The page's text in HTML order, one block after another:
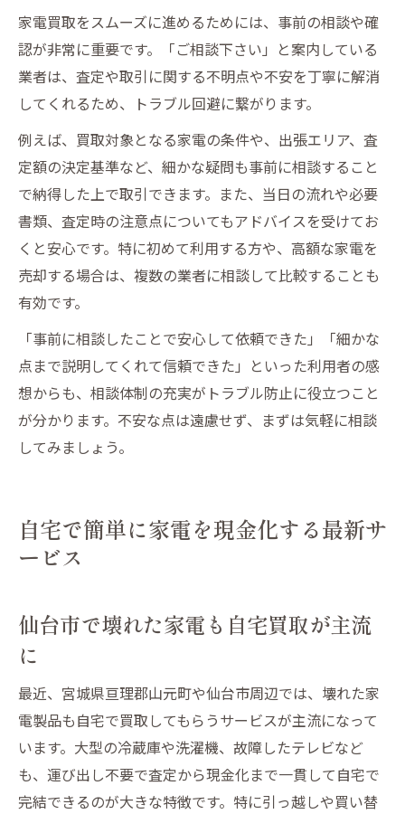
家電買取をスムーズに進めるためには、事前の相談や確
認が非常に重要です。「ご相談下さい」と案内している
業者は、査定や取引に関する不明点や不安を丁寧に解消
してくれるため、トラブル回避に繋がります。
例えば、買取対象となる家電の条件や、出張エリア、査
定額の決定基準など、細かな疑問も事前に相談すること
で納得した上で取引できます。また、当日の流れや必要
書類、査定時の注意点についてもアドバイスを受けてお
くと安心です。特に初めて利用する方や、高額な家電を
売却する場合は、複数の業者に相談して比較することも
有効です。
「事前に相談したことで安心して依頼できた」「細かな
点まで説明してくれて信頼できた」といった利用者の感
想からも、相談体制の充実がトラブル防止に役立つこと
が分かります。不安な点は遠慮せず、まずは気軽に相談
してみましょう。
自宅で簡単に家電を現金化する最新サ
ービス
仙台市で壊れた家電も自宅買取が主流
に
最近、宮城県亘理郡山元町や仙台市周辺では、壊れた家
電製品も自宅で買取してもらうサービスが主流になって
います。大型の冷蔵庫や洗濯機、故障したテレビなど
も、運び出し不要で査定から現金化まで一貫して自宅で
完結できるのが大きな特徴です。特に引っ越しや買い替